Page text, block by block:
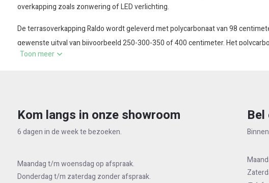
overkapping zoals zonwering of LED verlichting.
De terrasoverkapping Raldo wordt geleverd met polycarbonaat van 98
gewenste uitval van bijvoorbeeld 250-300-350 of 400 centimeter. Het
leverbaar in helder, opaal of in warmtewerend opaal. De XS structuur
worden ingekort in de breedte bepaal je of je van 1 polycarbonaat de afmeting
voor een gelijkmatige verdeling over de gehele overkapping.
schuifwanden Lido welke namelijk standaard dezelfde breedte afmeting
Hierdoor creeer je uiteindelijk één straling! Mocht je een glazen overkapping
Toon meer
Kom langs in onze showroom
6 dagen in de week te bezoeken.
Maandag t/m woensdag op afspraak.
Donderdag t/m zaterdag zonder afspraak.